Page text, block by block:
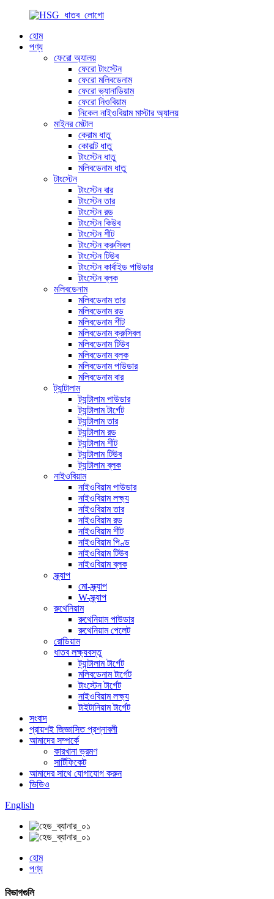
হোম
পণ্য
ফেরো অ্যালয়
ফেরো টাংস্টেন
ফেরো মলিবডেনাম
ফেরো ভ্যানাডিয়াম
ফেরো নিওবিয়াম
নিকেল নাইওবিয়াম মাস্টার অ্যালয়
মাইনর মেটাল
ক্রোম ধাতু
কোবাল্ট ধাতু
টাংস্টেন ধাতু
মলিবডেনাম ধাতু
টাংস্টেন
টাংস্টেন বার
টাংস্টেন তার
টাংস্টেন রড
টাংস্টেন কিউব
টাংস্টেন শীট
টাংস্টেন ক্রুসিবল
টাংস্টেন টিউব
টাংস্টেন কার্বাইড পাউডার
টাংস্টেন ব্লক
মলিবডেনাম
মলিবডেনাম তার
মলিবডেনাম রড
মলিবডেনাম শীট
মলিবডেনাম ক্রুসিবল
মলিবডেনাম টিউব
মলিবডেনাম ব্লক
মলিবডেনাম পাউডার
মলিবডেনাম বার
ট্যান্টালাম
ট্যান্টালাম পাউডার
ট্যান্টালাম টার্গেট
ট্যান্টালাম তার
ট্যান্টালাম রড
ট্যান্টালাম শীট
ট্যান্টালাম টিউব
ট্যান্টালাম ব্লক
নাইওবিয়াম
নাইওবিয়াম পাউডার
নাইওবিয়াম লক্ষ্য
নাইওবিয়াম তার
নাইওবিয়াম রড
নাইওবিয়াম শীট
নাইওবিয়াম পিণ্ড
নাইওবিয়াম টিউব
নাইওবিয়াম ব্লক
স্ক্র্যাপ
মো-স্ক্র্যাপ
W-স্ক্র্যাপ
রুথেনিয়াম
রুথেনিয়াম পাউডার
রুথেনিয়াম পেলেট
রোডিয়াম
ধাতব লক্ষ্যবস্তু
ট্যান্টালাম টার্গেট
মলিবডেনাম টার্গেট
টাংস্টেন টার্গেট
নাইওবিয়াম লক্ষ্য
টাইটানিয়াম টার্গেট
সংবাদ
প্রায়শই জিজ্ঞাসিত প্রশ্নাবলী
আমাদের সম্পর্কে
কারখানা ভ্রমণ
সার্টিফিকেট
আমাদের সাথে যোগাযোগ করুন
ভিডিও
English
হোম
পণ্য
বিভাগগুলি